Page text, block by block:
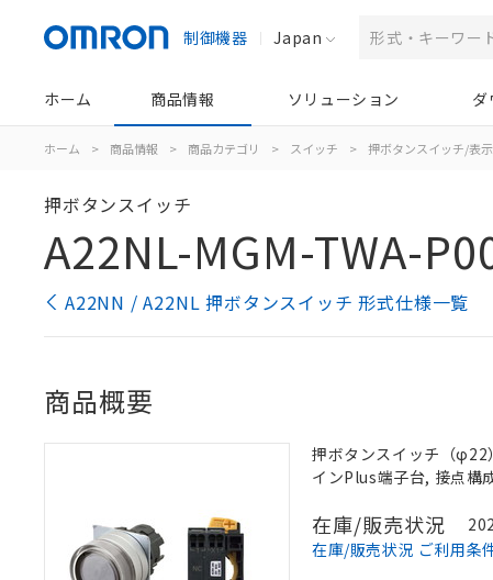
制御機器 Japan
ホーム 商品情報 ソリューション ダ
ホーム > 商品情報 > 商品カテゴリ > スイッチ > 押ボタンスイッチ/表
押ボタンスイッチ
A22NL-MGM-TWA-
A22NN / A22NL 押ボタンスイッチ 形式仕様一覧
商品概要
押ボタンスイッチ（φ22
インPlus端子台, 接点構
在庫/販売状況
在庫/販売状況 ご利用条